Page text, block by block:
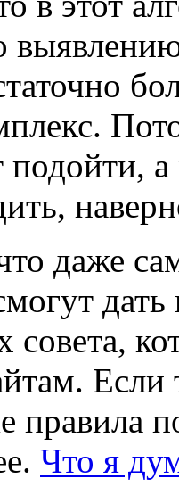
подойти,
даже
совета,
Если
правила
Что я